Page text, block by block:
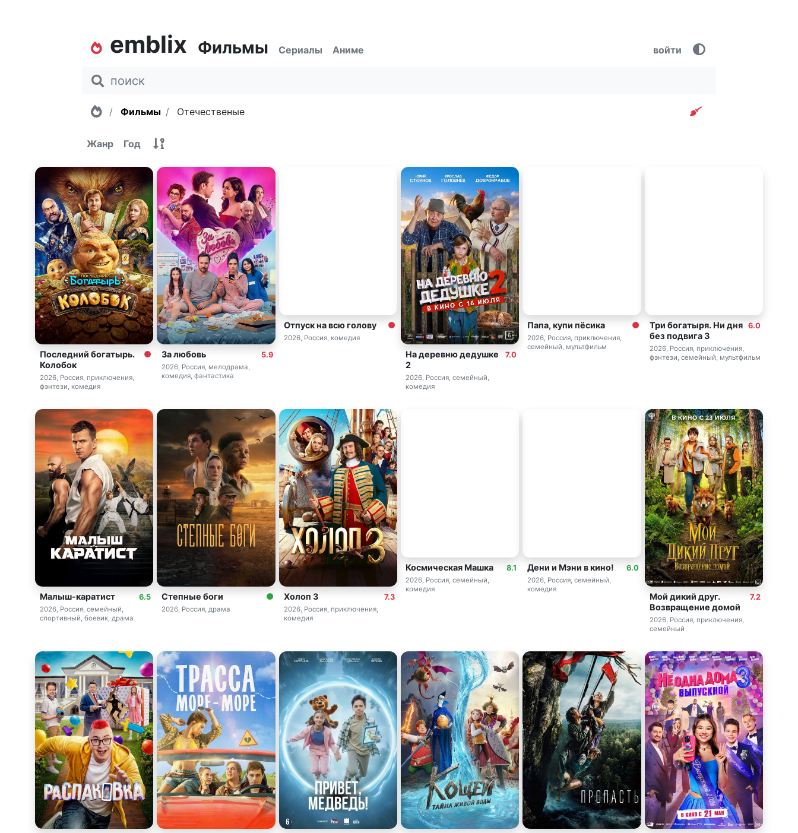
emblix Фильмы Сериалы Аниме войти
Главная
Фильмы Отечественые
Жанр Год
Последний богатырь.
Колобок
2026, Россия, приключения,
фэнтези, комедия
5.9
За любовь
2026, Россия, мелодрама,
комедия, фантастика
Отпуск на всю голову
2026, Россия, комедия
7.0
На деревню дедушке
2
2026, Россия, семейный,
комедия
Папа, купи пёсика
2026, Россия, приключения,
семейный, мультфильм
6.0
Три богатыря. Ни дня
без подвига 3
2026, Россия, приключения,
фэнтези, семейный, мультфильм
6.5
Малыш-каратист
2026, Россия, семейный,
спортивный, боевик, драма
Степные боги
2026, Россия, драма
7.3
Холоп 3
2026, Россия, приключения,
комедия
8.1
Космическая Машка
2026, Россия, семейный,
комедия
6.0
Дени и Мэни в кино!
2026, Россия, семейный,
комедия
7.2
Мой дикий друг.
Возвращение домой
2026, Россия, приключения,
семейный